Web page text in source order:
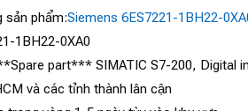
sản phẩm:Siemens 6ES7221-1BH22-
1BH22-0XA0
part*** SIMATIC S7-200, Digital
và các tỉnh thành lân cận